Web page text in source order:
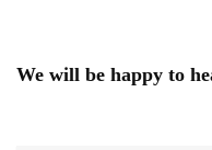
We will be happy to